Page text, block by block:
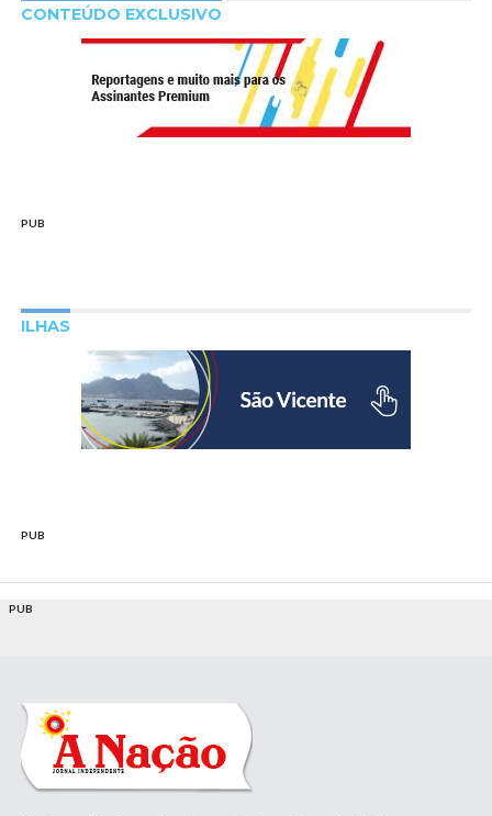
CONTEÚDO EXCLUSIVO
PUB
ILHAS
PUB
PUB